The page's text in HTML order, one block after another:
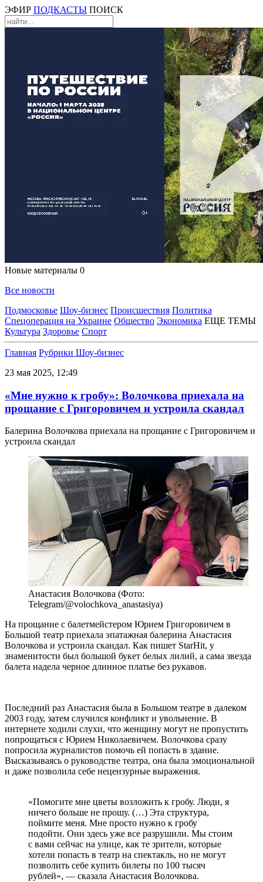
ЭФИР ПОДКАСТЫ ПОИСК
Новые материалы 0
Все новости
Подмосковье Шоу-бизнес Происшествия Политика
Спецоперация на Украине Общество Экономика ЕЩЕ ТЕМЫ
Культура Здоровье Спорт
Главная Рубрики Шоу-бизнес
23 мая 2025, 12:49
«Мне нужно к гробу»: Волочкова приехала на
прощание с Григоровичем и устроила скандал
Балерина Волочкова приехала на прощание с Григоровичем и
устроила скандал
Анастасия Волочкова (Фото:
Telegram/@volochkova_anastasiya)
На прощание с балетмейстером Юрием Григоровичем в
Большой театр приехала эпатажная балерина Анастасия
Волочкова и устроила скандал. Как пишет StarHit, у
знаменитости был большой букет белых лилий, а сама звезда
балета надела черное длинное платье без рукавов.
Последний раз Анастасия была в Большом театре в далеком
2003 году, затем случился конфликт и увольнение. В
интернете ходили слухи, что женщину могут не пропустить
попрощаться с Юрием Николаевичем. Волочкова сразу
попросила журналистов помочь ей попасть в здание.
Высказываясь о руководстве театра, она была эмоциональной
и даже позволила себе нецензурные выражения.
«Помогите мне цветы возложить к гробу. Люди, я
ничего больше не прошу. (…) Эта структура,
поймите меня. Мне просто нужно к гробу
подойти. Они здесь уже все разрушили. Мы стоим
с вами сейчас на улице, как те зрители, которые
хотели попасть в театр на спектакль, но не могут
позволить себе купить билеты по 100 тысяч
рублей», — сказала Анастасия Волочкова.